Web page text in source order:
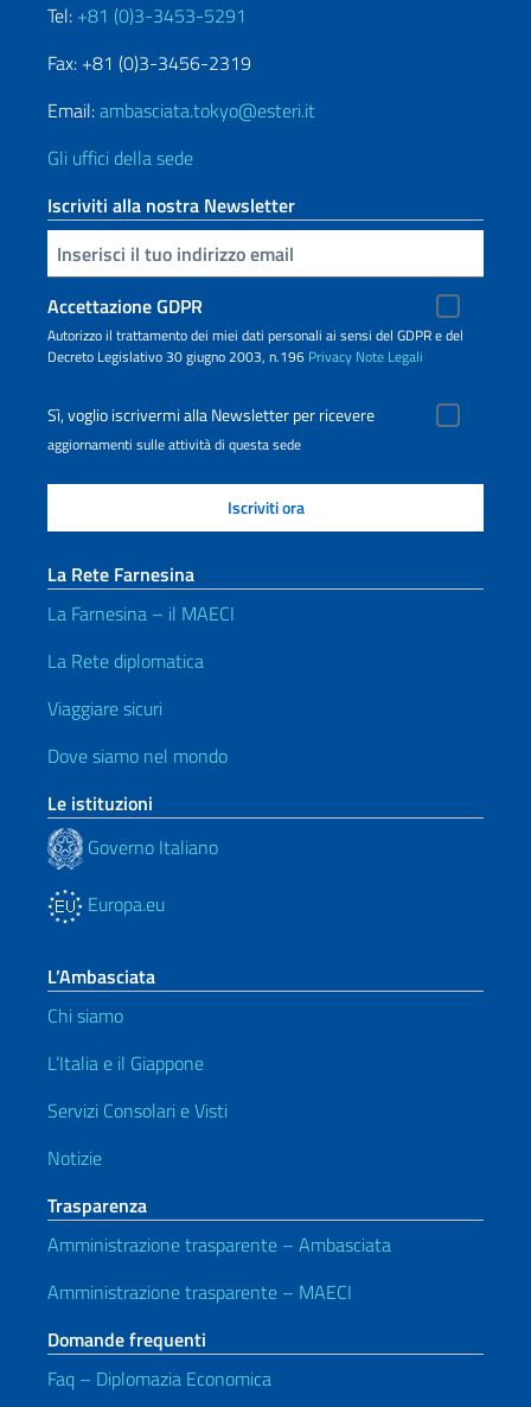
Tel: +81 (0)3-3453-5291
Fax: +81 (0)3-3456-2319
Email:ambasciata.tokyo@esteri.it
Gli uffici della sede
Iscriviti alla nostra Newsletter
Inserisci la tua email
Accettazione GDPR
Autorizzo il trattamento dei miei dati personali ai sensi del GDPR e del
Decreto Legislativo 30 giugno 2003, n.196 Privacy Note Legali
Sì, voglio iscrivermi alla Newsletter per ricevere
aggiornamenti sulle attività di questa sede
La Rete Farnesina
La Farnesina – il MAECI
La Rete diplomatica
Viaggiare sicuri
Dove siamo nel mondo
Le istituzioni
Governo Italiano
Europa.eu
L’Ambasciata
Chi siamo
L’Italia e il Giappone
Servizi Consolari e Visti
Notizie
Trasparenza
Amministrazione trasparente – Ambasciata
Amministrazione trasparente – MAECI
Domande frequenti
Faq – Diplomazia Economica